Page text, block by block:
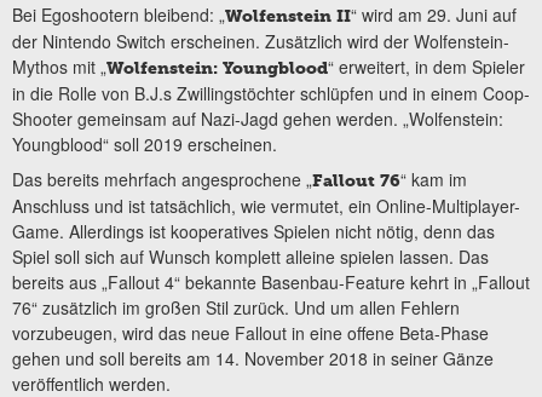
Bei Egoshootern bleibend: „Wolfenstein II“ wird am 29. Juni auf
der Nintendo Switch erscheinen. Zusätzlich wird der Wolfenstein-
Mythos mit „Wolfenstein: Youngblood“ erweitert, in dem Spieler
in die Rolle von B.J.s Zwillingstöchter schlüpfen und in einem Coop-
Shooter gemeinsam auf Nazi-Jagd gehen werden. „Wolfenstein:
Youngblood“ soll 2019 erscheinen.
Das bereits mehrfach angesprochene „Fallout 76“ kam im
Anschluss und ist tatsächlich, wie vermutet, ein Online-Multiplayer-
Game. Allerdings ist kooperatives Spielen nicht nötig, denn das
Spiel soll sich auf Wunsch komplett alleine spielen lassen. Das
bereits aus „Fallout 4“ bekannte Basenbau-Feature kehrt in „Fallout
76“ zusätzlich im großen Stil zurück. Und um allen Fehlern
vorzubeugen, wird das neue Fallout in eine offene Beta-Phase
gehen und soll bereits am 14. November 2018 in seiner Gänze
veröffentlich werden.